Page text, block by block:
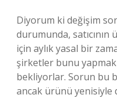
Diyorum ki değişim
durumunda, satıcının
için aylık yasal bir
şirketler bunu
bekliyorlar. Sorun bu
ancak ürünü yenisiyle